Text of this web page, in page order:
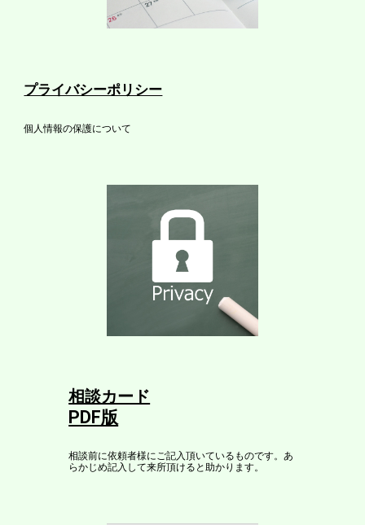
プライバシーポリシー
個人情報の保護について
相談カード
PDF版
相談前に依頼者様にご記入頂いているものです。あ
らかじめ記入して来所頂けると助かります。